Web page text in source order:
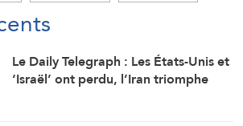
Le Daily Telegraph : Les États-Unis et
‘Israël’ ont perdu, l’Iran triomphe